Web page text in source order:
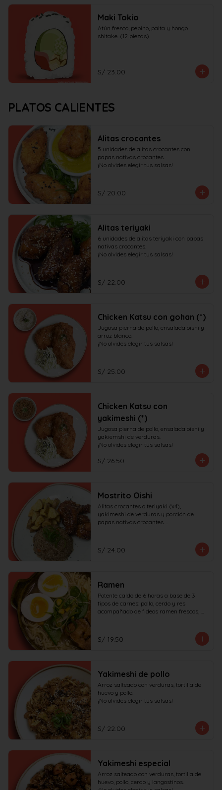
Maki Tokio
Atún fresco, pepino, palta y hongo
shitake. (12 piezas)
S/ 23.00
PLATOS CALIENTES
Alitas crocantes
5 unidades de alitas crocantes con
papas nativas crocantes.
¡No olvides elegir tus salsas!
S/ 20.00
Alitas teriyaki
6 unidades de alitas teriyaki con papas
nativas crocantes.
¡No olvides elegir tus salsas!
S/ 22.00
Chicken Katsu con gohan (*)
Jugosa pierna de pollo, ensalada oishi y
arroz blanco.
¡No olvides elegir tus salsas!
S/ 25.00
Chicken Katsu con
yakimeshi (*)
Jugosa pierna de pollo, ensalada oishi y
yakiemshi de verduras.
¡No olvides elegir tus salsas!
S/ 26.50
Mostrito Oishi
Alitas crocantes o teriyaki (x4),
yakimeshi de verduras y porción de
papas nativas crocantes.
S/ 24.00
Ramen
Potente caldo de 6 horas a base de 3
tipos de carnes: pollo, cerdo y res
acompañado de fideos ramen frescos,
S/ 19.50
Yakimeshi de pollo
Arroz salteado con verduras, tortilla de
huevo y pollo.
¡No olvides elegir tus salsas!
S/ 22.00
Yakimeshi especial
Arroz salteado con verduras, tortilla de
huevo, pollo, cerdo y langostinos.